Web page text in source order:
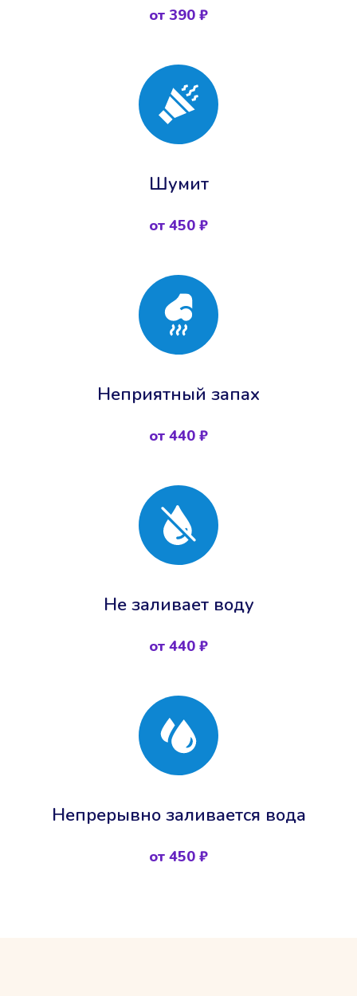
от 390 ₽
Шумит
от 450 ₽
Неприятный запах
от 440 ₽
Не заливает воду
от 440 ₽
Непрерывно заливается вода
от 450 ₽